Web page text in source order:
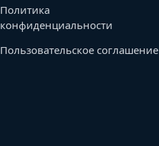
Политика
конфиденциальности
Пользовательское соглашение